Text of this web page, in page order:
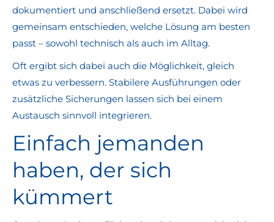
dokumentiert und anschließend ersetzt. Dabei wird
gemeinsam entschieden, welche Lösung am besten
passt – sowohl technisch als auch im Alltag.
Oft ergibt sich dabei auch die Möglichkeit, gleich
etwas zu verbessern. Stabilere Ausführungen oder
zusätzliche Sicherungen lassen sich bei einem
Austausch sinnvoll integrieren.
Einfach jemanden
haben, der sich
kümmert